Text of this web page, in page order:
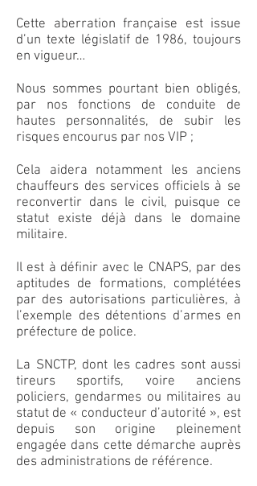
Cette aberration française est issue
d’un texte législatif de 1986, toujours
en vigueur…
Nous sommes pourtant bien obligés,
par nos fonctions de conduite de
hautes personnalités, de subir les
risques encourus par nos VIP ;
Cela aidera notamment les anciens
chauffeurs des services officiels à se
reconvertir dans le civil, puisque ce
statut existe déjà dans le domaine
militaire.
Il est à définir avec le CNAPS, par des
aptitudes de formations, complétées
par des autorisations particulières, à
l’exemple des détentions d’armes en
préfecture de police.
La SNCTP, dont les cadres sont aussi
tireurs sportifs, voire anciens
policiers, gendarmes ou militaires au
statut de « conducteur d’autorité », est
depuis son origine pleinement
engagée dans cette démarche auprès
des administrations de référence.